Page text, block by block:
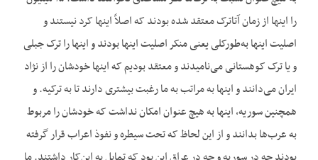
را اینها از زمان آتاترک معتقد شده بودند که اصلاً اینها کرد نیستند و
اصلیت اینها به‌طورکلی یعنی منکر اصلیت اینها بودند و اینها را ترک جبلی
و یا ترک کوهستانی می‌نامیدند و معتقد بودیم که اینها خودشان را از نژاد
ایران می‌دانند و اینها به مراتب به ما رغبت بیشتری دارند تا به ترکیه. و
همچنین سوریه، اینها به هیچ عنوان امکان نداشت که خودشان را مربوط
به عرب‌ها بدانند و از این لحاظ که تحت سیطره و نفوذ اعراب قرار گرفته